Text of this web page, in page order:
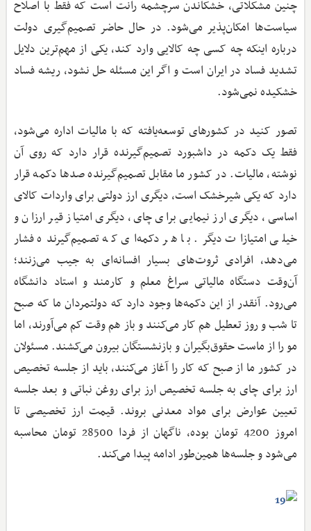
چنین مشکلاتی، خشکاندن سرچشمه رانت است که فقط با اصلاح
سیاست‌ها امکان‌پذیر می‌شود. در حال حاضر تصمیم‌گیری دولت
درباره اینکه چه کسی چه کالایی وارد کند، یکی از مهم‌ترین دلایل
تشدید فساد در ایران است و اگر این مسئله حل نشود، ریشه فساد
خشکیده نمی‌شود.
تصور کنید در کشورهای توسعه‌یافته که با مالیات اداره می‌شود،
فقط یک دکمه در داشبورد تصمیم‌گیرنده قرار دارد که روی آن
نوشته، مالیات. در کشور ما مقابل تصمیم‌گیرنده صدها دکمه قرار
دارد که یکی شیرخشک است، دیگری ارز دولتی برای واردات کالای
اساسی، دیگری ارز نیمایی برای چای، دیگری امتیاز قیر ارزان و
خیلی امتیازات دیگر. با هر دکمه‌ای که تصمیم‌گیرنده فشار
می‌دهد، افرادی ثروت‌های بسیار افسانه‌ای به جیب می‌زنند؛
آن‌وقت دستگاه مالیاتی سراغ معلم و کارمند و استاد دانشگاه
می‌رود. آنقدر از این دکمه‌ها وجود دارد که دولتمردان ما که صبح
تا شب و روز تعطیل هم کار می‌کنند و باز هم وقت کم می‌آورند، اما
مو را از ماست حقوق‌بگیران و بازنشستگان بیرون می‌کشند. مسئولان
در کشور ما از صبح که کار را آغاز می‌کنند، باید از جلسه تخصیص
ارز برای چای به جلسه تخصیص ارز برای روغن نباتی و بعد جلسه
تعیین عوارض برای مواد معدنی بروند. قیمت ارز تخصیصی تا
امروز 4200 تومان بوده، ناگهان از فردا 28500 تومان محاسبه
می‌شود و جلسه‌ها همین‌طور ادامه پیدا می‌کند.